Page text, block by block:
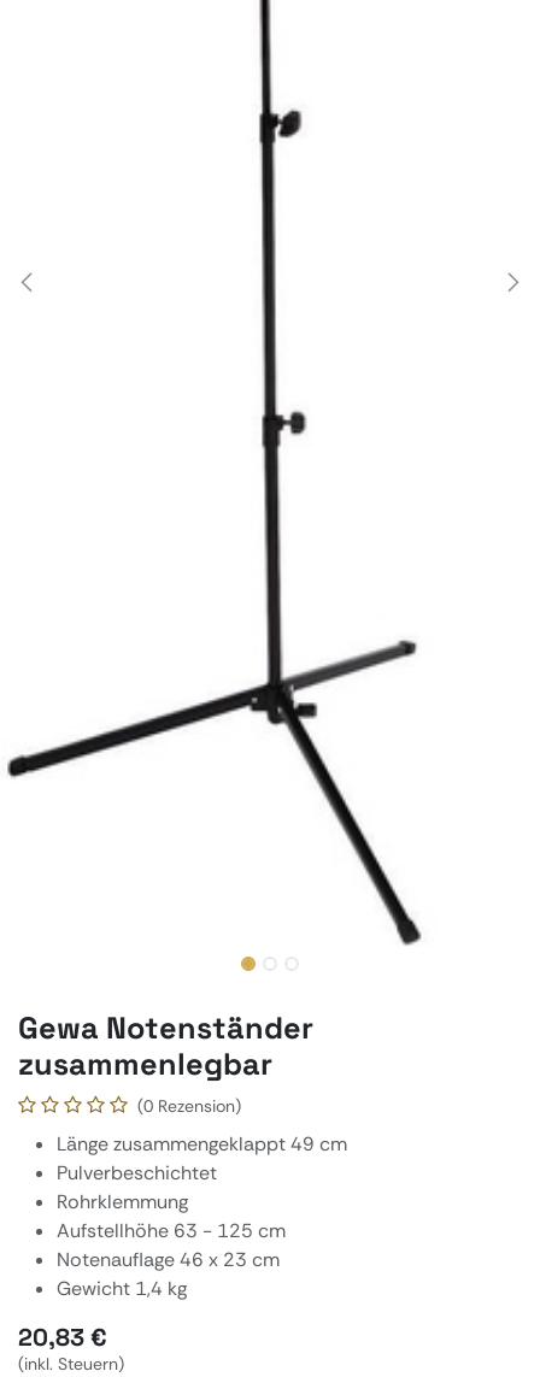
Gewa Notenständer
zusammenlegbar
(0 Rezension)
Länge zusammengeklappt 49 cm
Pulverbeschichtet
Rohrklemmung
Aufstellhöhe 63 - 125 cm
Notenauflage 46 x 23 cm
Gewicht 1,4 kg
20,83€
(inkl. Steuern)